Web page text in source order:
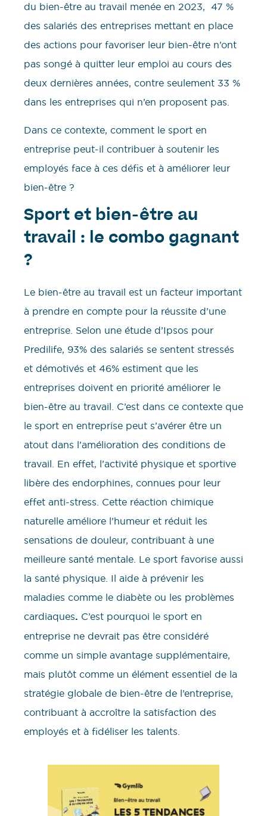
du bien-être au travail menée en 2023, 47 %
des salariés des entreprises mettant en place
des actions pour favoriser leur bien-être n’ont
pas songé à quitter leur emploi au cours des
deux dernières années, contre seulement 33 %
dans les entreprises qui n’en proposent pas.
Dans ce contexte, comment le sport en
entreprise peut-il contribuer à soutenir les
employés face à ces défis et à améliorer leur
bien-être ?
Sport et bien-être au
travail : le combo gagnant
?
Le bien-être au travail est un facteur important
à prendre en compte pour la réussite d’une
entreprise. Selon une étude d’Ipsos pour
Predilife, 93% des salariés se sentent stressés
et démotivés et 46% estiment que les
entreprises doivent en priorité améliorer le
bien-être au travail. C’est dans ce contexte que
le sport en entreprise peut s’avérer être un
atout dans l’amélioration des conditions de
travail. En effet, l’activité physique et sportive
libère des endorphines, connues pour leur
effet anti-stress. Cette réaction chimique
naturelle améliore l’humeur et réduit les
sensations de douleur, contribuant à une
meilleure santé mentale. Le sport favorise aussi
la santé physique. Il aide à prévenir les
maladies comme le diabète ou les problèmes
cardiaques. C’est pourquoi le sport en
entreprise ne devrait pas être considéré
comme un simple avantage supplémentaire,
mais plutôt comme un élément essentiel de la
stratégie globale de bien-être de l’entreprise,
contribuant à accroître la satisfaction des
employés et à fidéliser les talents.